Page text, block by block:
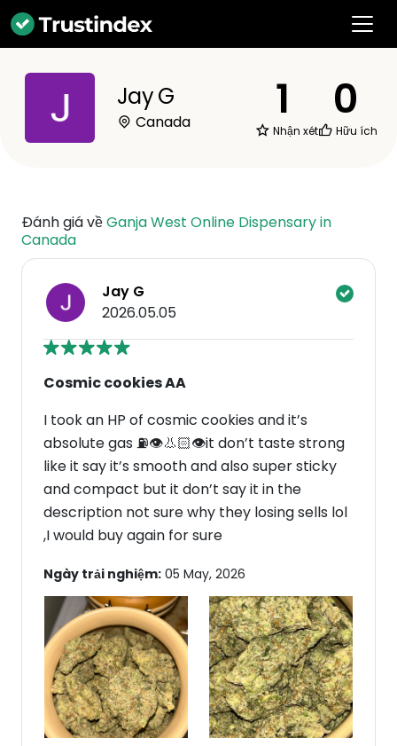
Jay G
Canada 1
Nhận xét
0
Hữu ích
Đánh giá vềGanja West Online Dispensary in
Canada
Jay G
2026.05.05
Cosmic cookies AA
I took an HP of cosmic cookies and it’s
absolute gas ⛽️👁️👃🏻👁️it don’t taste strong
like it say it’s smooth and also super sticky
and compact but it don’t say it in the
description not sure why they losing sells lol
,I would buy again for sure
Ngày trải nghiệm: 05 May, 2026